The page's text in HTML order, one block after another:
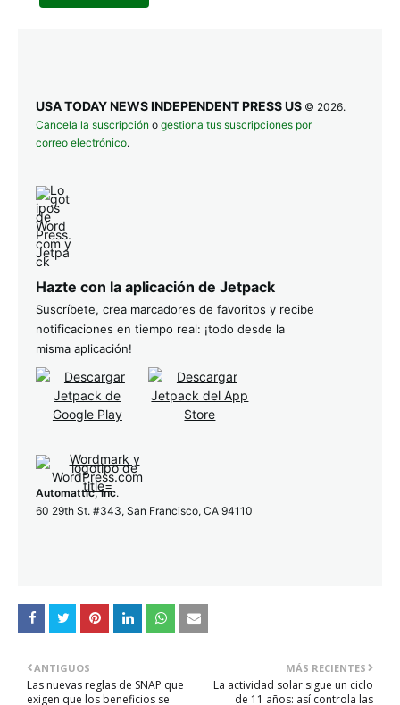
USA TODAY NEWS INDEPENDENT PRESS US © 2026.
Cancela la suscripción o gestiona tus suscripciones por
correo electrónico.
Hazte con la aplicación de Jetpack
Suscríbete, crea marcadores de favoritos y recibe
notificaciones en tiempo real: ¡todo desde la
misma aplicación!
Automattic, Inc.
60 29th St. #343, San Francisco, CA 94110
MÁS RECIENTES
La actividad solar sigue un ciclo
de 11 años: así controla las
ANTIGUOS
Las nuevas reglas de SNAP que
exigen que los beneficios se